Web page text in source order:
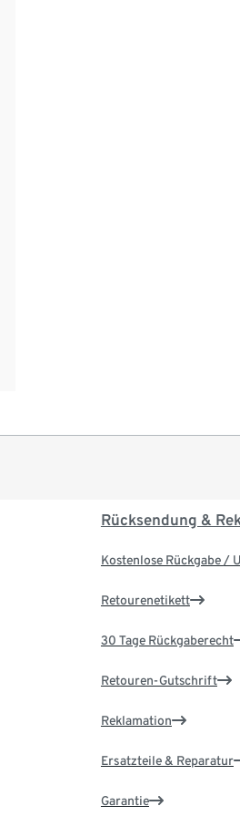
Rücksendung &
Kostenlose Rückgabe /
Retourenetikett
30 Tage Rückgaberecht
Retouren-Gutschrift
Reklamation
Ersatzteile & Reparatur
Garantie